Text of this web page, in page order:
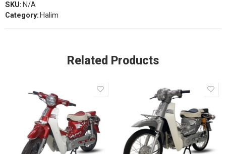
SKU: N/A
Category: Halim
Related Products